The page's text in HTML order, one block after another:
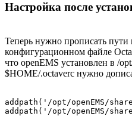
Настройка после
Теперь нужно прописать пути
конфигурационном файле
что openEMS установлен в /
$HOME/.octaverc нужно
addpath('/opt/openEMS/